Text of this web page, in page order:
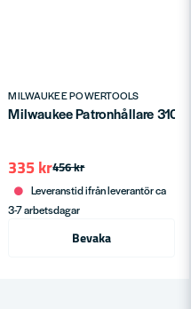
batteri)
MILWAUKEE POWERTOOLS
Milwaukee Patronhållare
456 kr
335 kr
Leveranstid ifrån leverantör ca
3-7 arbetsdagar
Bevaka